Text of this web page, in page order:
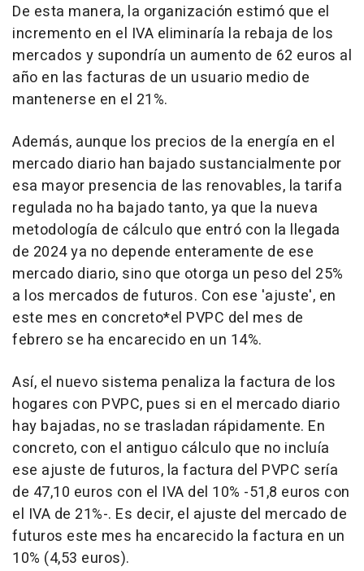
De esta manera, la organización estimó que el
incremento en el IVA eliminaría la rebaja de los
mercados y supondría un aumento de 62 euros al
año en las facturas de un usuario medio de
mantenerse en el 21%.
Además, aunque los precios de la energía en el
mercado diario han bajado sustancialmente por
esa mayor presencia de las renovables, la tarifa
regulada no ha bajado tanto, ya que la nueva
metodología de cálculo que entró con la llegada
de 2024 ya no depende enteramente de ese
mercado diario, sino que otorga un peso del 25%
a los mercados de futuros. Con ese 'ajuste', en
este mes en concreto*el PVPC del mes de
febrero se ha encarecido en un 14%.
Así, el nuevo sistema penaliza la factura de los
hogares con PVPC, pues si en el mercado diario
hay bajadas, no se trasladan rápidamente. En
concreto, con el antiguo cálculo que no incluía
ese ajuste de futuros, la factura del PVPC sería
de 47,10 euros con el IVA del 10% -51,8 euros con
el IVA de 21%-. Es decir, el ajuste del mercado de
futuros este mes ha encarecido la factura en un
10% (4,53 euros).